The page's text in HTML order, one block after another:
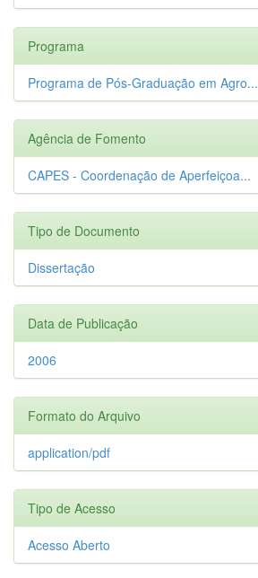
Programa
Programa de Pós-Graduação em Agro...
Agência de Fomento
CAPES - Coordenação de Aperfeiçoa...
Tipo de Documento
Dissertação
Data de Publicação
2006
Formato do Arquivo
application/pdf
Tipo de Acesso
Acesso Aberto